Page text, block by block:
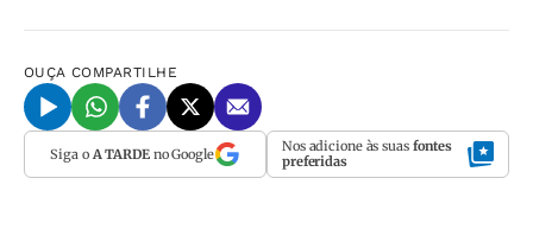
OUÇA COMPARTILHE
Siga o A TARDEno Google Nos adicione às suas fontes
preferidas